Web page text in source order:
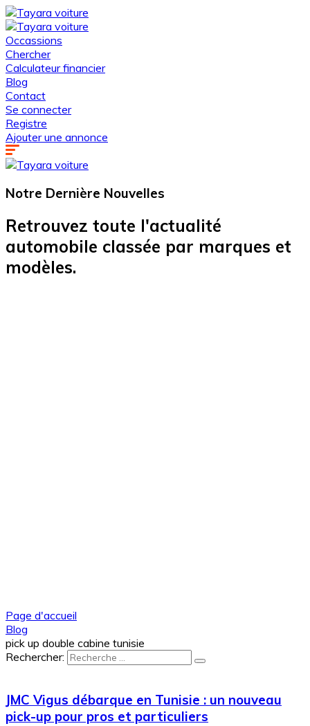
Occassions
Chercher
Calculateur financier
Blog
Contact
Se connecter
Registre
Ajouter une annonce
Notre Dernière Nouvelles
Retrouvez toute l'actualité
automobile classée par marques et
modèles.
Page d'accueil
Blog
pick up double cabine tunisie
Rechercher:
JMC Vigus débarque en Tunisie : un nouveau
pick-up pour pros et particuliers